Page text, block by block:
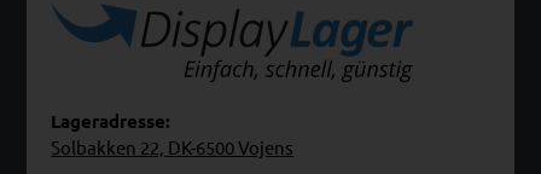
Lageradresse:
Solbakken 22, DK-6500 Vojens